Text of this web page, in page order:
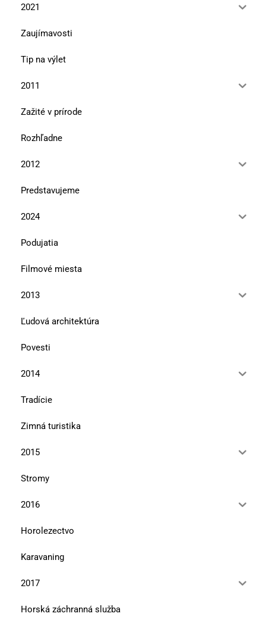
2021
Zaujímavosti
Tip na výlet
2011
Zažité v prírode
Rozhľadne
2012
Predstavujeme
2024
Podujatia
Filmové miesta
2013
Ľudová architektúra
Povesti
2014
Tradície
Zimná turistika
2015
Stromy
2016
Horolezectvo
Karavaning
2017
Horská záchranná služba